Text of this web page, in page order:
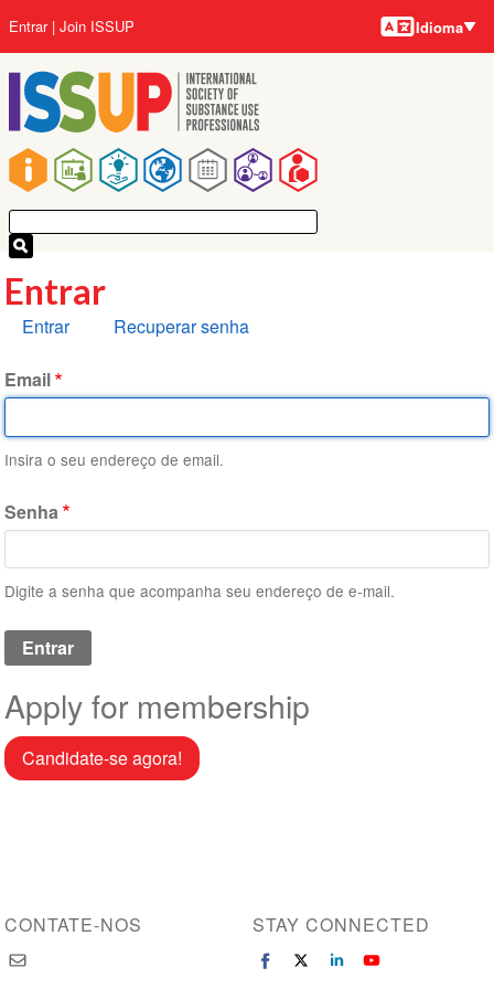
para
o
conteúdo
principal
Navegação
principal
Menu
da
conta
do
usuário
Entrar Join ISSUP Idiomas
Idioma
Entrar
Abas
Entrar Recuperar senha
Email
Insira o seu endereço de email.
Senha
Digite a senha que acompanha seu endereço de e-mail.
Apply for membership
Candidate-se agora!
CONTATE-NOS STAY CONNECTED